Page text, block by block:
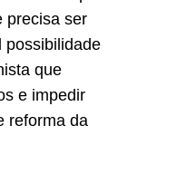
precisa ser
possibilidade
que
e impedir
reforma da